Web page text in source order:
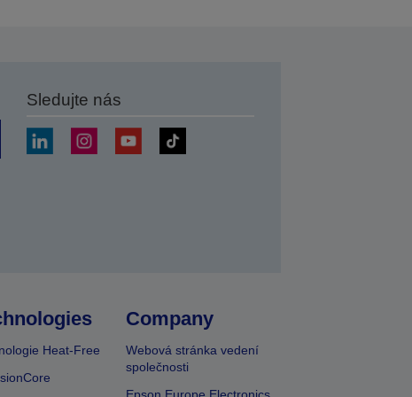
Sledujte nás
Heat-Free
Company
Webová stránka vedení
společnosti